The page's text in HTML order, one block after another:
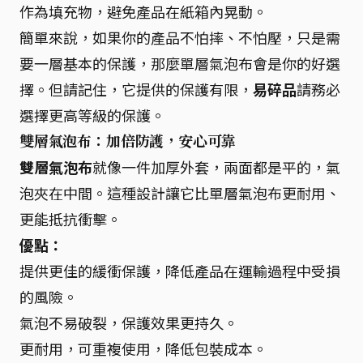
作為填充物，避免產品在紙箱內晃動。
簡單來說，如果你的產品不怕摔、不怕壓，只是需
要一層基本的保護，那麼單層氣泡布會是你的好選
擇。但請記住，它提供的保護有限， 易碎品請務必
選擇更高等級的保護。
雙層氣泡布：加倍防護，安心可靠
雙層氣泡布就像一件加厚外套，兩面都是平的，氣
泡夾在中間。這種設計讓它比單層氣泡布更耐用、
更能抵抗衝擊。
優點：
提供更佳的緩衝保護，降低產品在運輸過程中受損
的風險。
氣泡不易破裂，保護效果更持久。
更耐用，可重複使用，降低包裝成本。